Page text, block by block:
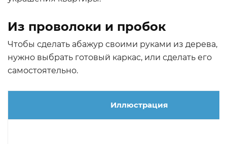
Из проволоки и пробок
Чтобы сделать абажур своими руками из дерева,
нужно выбрать готовый каркас, или сделать его
самостоятельно.
Иллюстрация